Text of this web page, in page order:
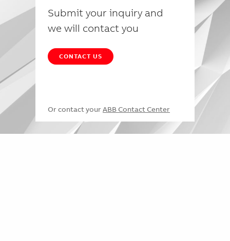
Submit your inquiry and
we will contact you
CONTACT US
Or contact your ABB Contact Center